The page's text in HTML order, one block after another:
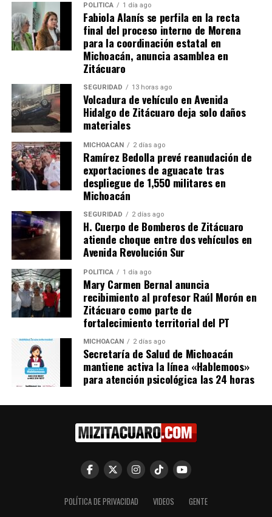
Relacionado
Grupo de autodefensa ataca
Vigilantes, un grupo de
autodefensa, atacó a la
policía en Tixtla, Guerrero,
a los cuales vencieron y
robaron sus fusiles.
28 agosto, 2013
En "Seguridad"
El PAN pide fortalecer al
Estado para evitar la
proliferación de los grupos
de autodefensa
2 enero, 2014
En "México"
¿Fin de la violencia en
México?: Las autodefensas
de Michoacán pactan con el
Gobiern
RELATED TOPICS:
Atacan Palacio de Gobierno de Tamaulipas
VIOLÓ DE UNA MENOR DE TRECE AÑOS
POLÍTICA 1 día ago
Fabiola Alanís se perfila en la recta
final del proceso interno de Morena
para la coordinación estatal en
Michoacán, anuncia asamblea en
Zitácuaro
SEGURIDAD 13 horas ago
Volcadura de vehículo en Avenida
Hidalgo de Zitácuaro deja solo daños
materiales
MICHOACÁN 2 días ago
Ramírez Bedolla prevé reanudación de
exportaciones de aguacate tras
despliegue de 1,550 militares en
Michoacán
SEGURIDAD 2 días ago
H. Cuerpo de Bomberos de Zitácuaro
atiende choque entre dos vehículos en
Avenida Revolución Sur
POLÍTICA 1 día ago
Mary Carmen Bernal anuncia
recibimiento al profesor Raúl Morón en
Zitácuaro como parte de
fortalecimiento territorial del PT
MICHOACÁN 2 días ago
Secretaría de Salud de Michoacán
mantiene activa la línea «Hablemoos»
para atención psicológica las 24 horas
POLÍTICA DE PRIVACIDAD VIDEOS GENTE